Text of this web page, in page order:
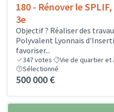
180 - Rénover le
3e
Objectif ? Réaliser des
Polyvalent Lyonnais
favoriser...
347votes Vie de quartier et
Sélectionné
500 000 €